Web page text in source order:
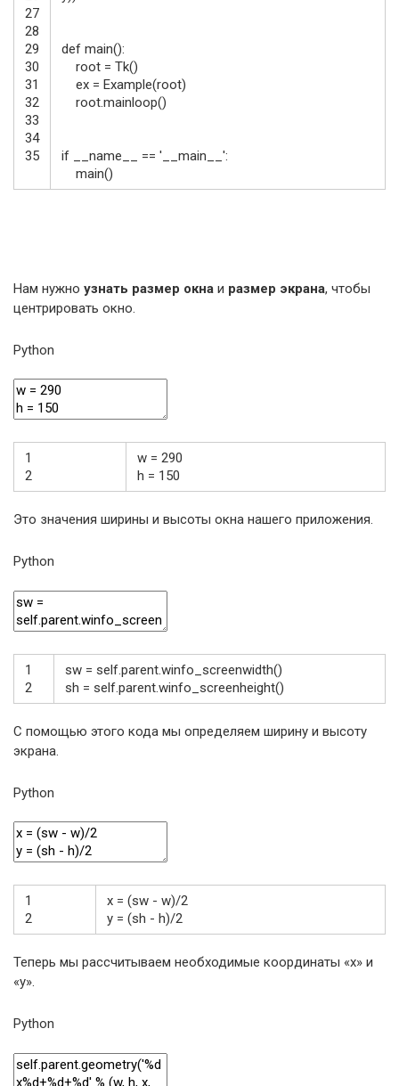
27
28
29
30
31
32
33
34
35
def main():
root = Tk()
ex = Example(root)
rootmainloop()
if __name__ == '__main__':
main()
Нам нужно узнать размер окна и размер экрана, чтобы
центрировать окно.
Python
1
2
w = 290
h = 150
Это значения ширины и высоты окна нашего приложения.
Python
1
2
sw = selfparentwinfo_screenwidth()
sh = selfparentwinfo_screenheight()
С помощью этого кода мы определяем ширину и высоту
экрана.
Python
1
2
x = (sw - w)/2
y = (sh - h)/2
Теперь мы рассчитываем необходимые координаты «x» и
«y».
Python